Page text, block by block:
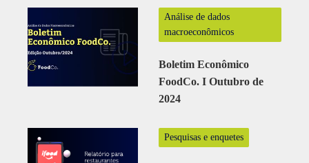
Análise de dados
macroeconômicos
Boletim Econômico
FoodCo. I Outubro de
2024
Pesquisas e enquetes